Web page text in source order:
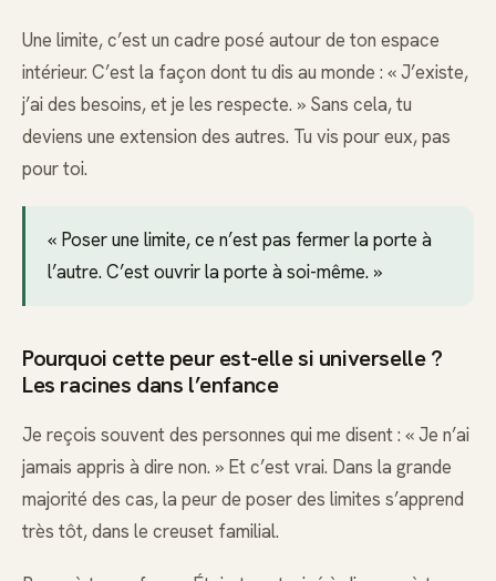
Une limite, c’est un cadre posé autour de ton espace
intérieur. C’est la façon dont tu dis au monde : « J’existe,
j’ai des besoins, et je les respecte. » Sans cela, tu
deviens une extension des autres. Tu vis pour eux, pas
pour toi.
« Poser une limite, ce n’est pas fermer la porte à
l’autre. C’est ouvrir la porte à soi-même. »
Pourquoi cette peur est-elle si universelle ?
Les racines dans l’enfance
Je reçois souvent des personnes qui me disent : « Je n’ai
jamais appris à dire non. » Et c’est vrai. Dans la grande
majorité des cas, la peur de poser des limites s’apprend
très tôt, dans le creuset familial.